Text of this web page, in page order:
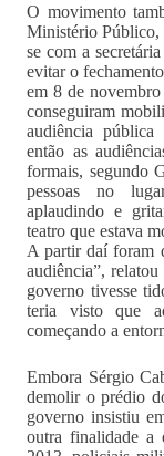
O movimento
Ministério Público,
se com a
evitar o
em 8 de
conseguiram
audiência
então as
formais, segundo
pessoas no
aplaudindo e
teatro que estava
A partir daí foram
audiência”,
governo tivesse
teria visto que
começando a
Embora Sérgio
demolir o prédio
governo insistiu
outra finalidade a